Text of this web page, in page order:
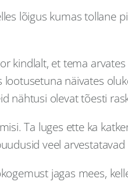
lõigus kumas tollane
kindlalt, et tema
näivates
nähtusi olevat tõesti
Ta luges ette ka
veel
jagas mees,